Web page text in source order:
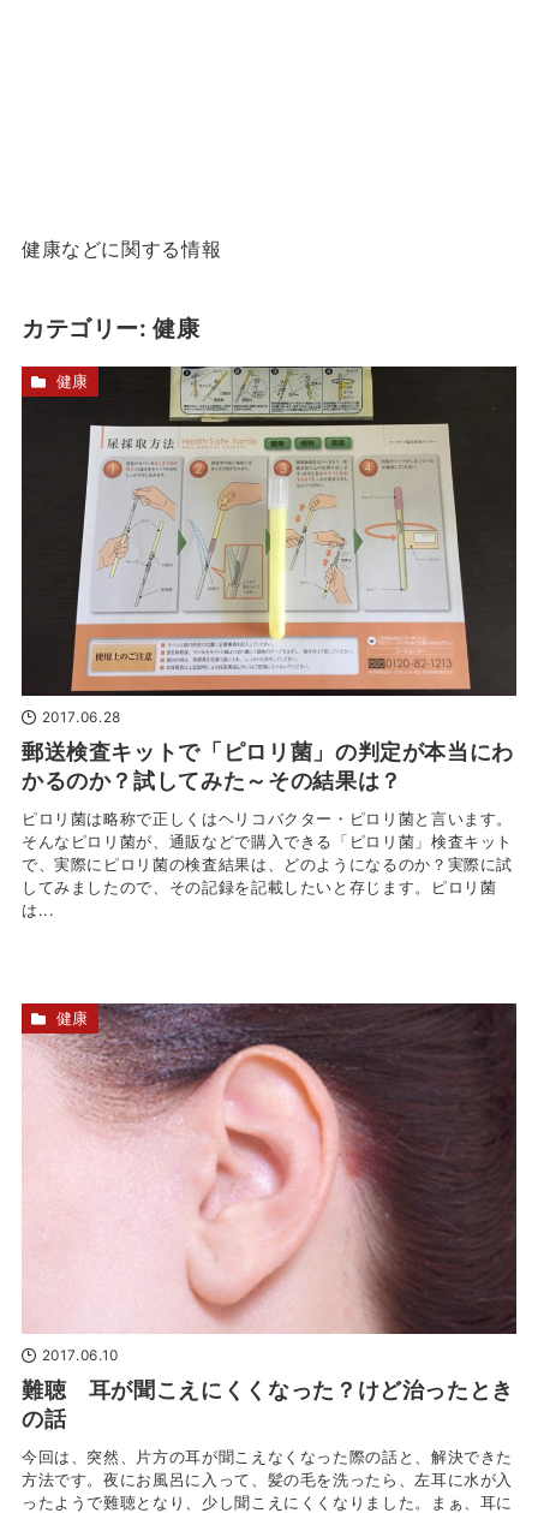
健康などに関する情報
カテゴリー:健康
2017.06.28
郵送検査キットで「ピロリ菌」の判定が本当にわ
かるのか？試してみた～その結果は？
ピロリ菌は略称で正しくはヘリコバクター・ピロリ菌と言います。
そんなピロリ菌が、通販などで購入できる「ピロリ菌」検査キット
で、実際にピロリ菌の検査結果は、どのようになるのか？実際に試
してみましたので、その記録を記載したいと存じます。ピロリ菌
は...
健康
2017.06.10
難聴 耳が聞こえにくくなった？けど治ったとき
の話
今回は、突然、片方の耳が聞こえなくなった際の話と、解決できた
方法です。夜にお風呂に入って、髪の毛を洗ったら、左耳に水が入
ったようで難聴となり、少し聞こえにくくなりました。まぁ、耳に
健康